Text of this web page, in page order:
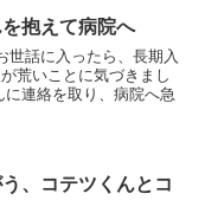
抱えて病院へ
世話に入ったら、長期入
荒いことに気づきまし
連絡を取り、病院へ急
、コテツくんとコ